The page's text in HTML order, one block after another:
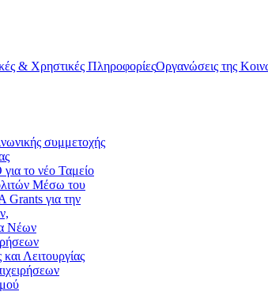
& Χρηστικές ΠληροφορίεςΟργανώσεις της
συμμετοχής
το νέο Ταμείο
Μέσω του
Grants για την
Νέων
Λειτουργίας